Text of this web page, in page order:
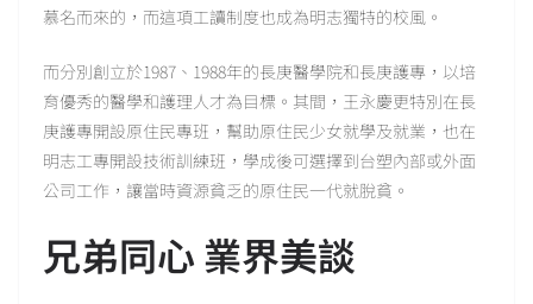
慕名而來的，而這項工讀制度也成為明志獨特的校風。
而分別創立於1987、1988年的長庚醫學院和長庚護專，以培
育優秀的醫學和護理人才為目標。其間，王永慶更特別在長
庚護專開設原住民專班，幫助原住民少女就學及就業，也在
明志工專開設技術訓練班，學成後可選擇到台塑內部或外面
公司工作，讓當時資源貧乏的原住民一代就脫貧。
兄弟同心 業界美談